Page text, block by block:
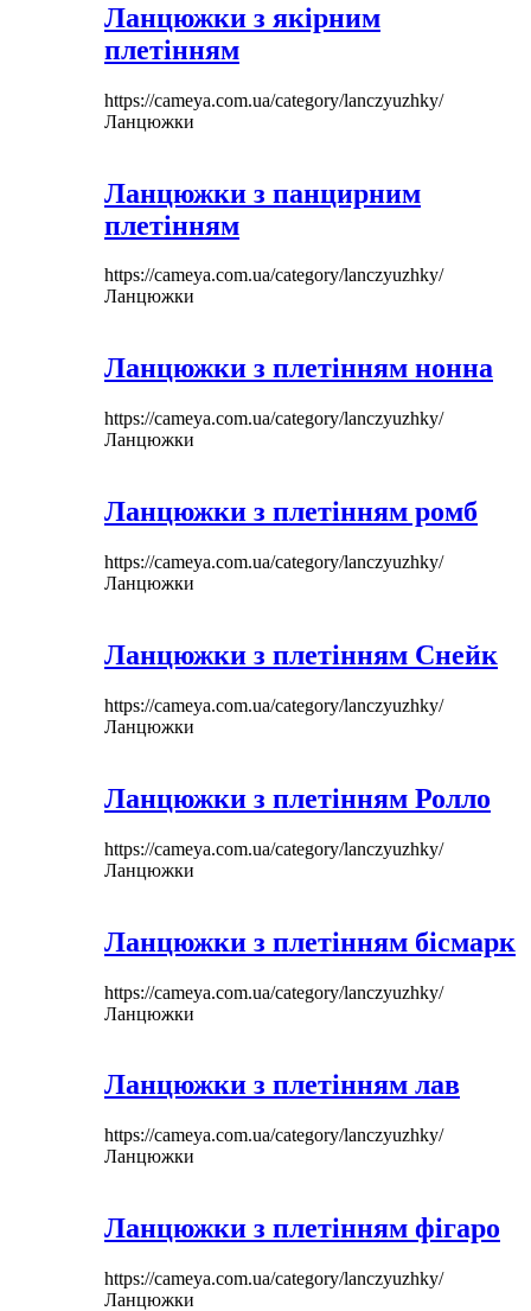
Ланцюжки з якірним
плетінням
https://cameya.com.ua/category/lanczyuzhky/
Ланцюжки
Ланцюжки з панцирним
плетінням
https://cameya.com.ua/category/lanczyuzhky/
Ланцюжки
Ланцюжки з плетінням нонна
https://cameya.com.ua/category/lanczyuzhky/
Ланцюжки
Ланцюжки з плетінням ромб
https://cameya.com.ua/category/lanczyuzhky/
Ланцюжки
Ланцюжки з плетінням Снейк
https://cameya.com.ua/category/lanczyuzhky/
Ланцюжки
Ланцюжки з плетінням Ролло
https://cameya.com.ua/category/lanczyuzhky/
Ланцюжки
Ланцюжки з плетінням бісмарк
https://cameya.com.ua/category/lanczyuzhky/
Ланцюжки
Ланцюжки з плетінням лав
https://cameya.com.ua/category/lanczyuzhky/
Ланцюжки
Ланцюжки з плетінням фігаро
https://cameya.com.ua/category/lanczyuzhky/
Ланцюжки